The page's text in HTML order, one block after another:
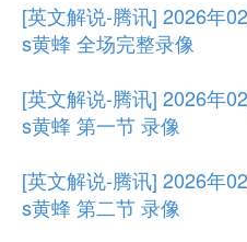
[英文解说-腾讯] 2026年
s黄蜂 全场完整录像
[英文解说-腾讯] 2026年
s黄蜂 第一节 录像
[英文解说-腾讯] 2026年
s黄蜂 第二节 录像